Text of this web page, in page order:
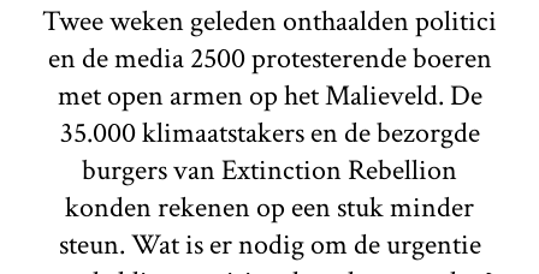
Twee weken geleden onthaalden politici
en de media 2500 protesterende boeren
met open armen op het Malieveld. De
35.000 klimaatstakers en de bezorgde
burgers van Extinction Rebellion
konden rekenen op een stuk minder
steun. Wat is er nodig om de urgentie